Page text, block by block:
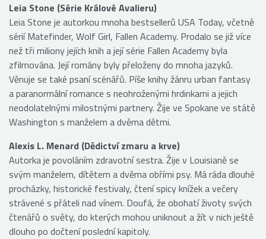
Leia Stone (Série Králové Avalieru)
Leia Stone je autorkou mnoha bestsellerů USA Today, včetně
sérií Matefinder, Wolf Girl, Fallen Academy. Prodalo se již více
než tři miliony jejích knih a její série Fallen Academy byla
zfilmována. Její romány byly přeloženy do mnoha jazyků.
Věnuje se také psaní scénářů. Píše knihy žánru urban fantasy
a paranormální romance s neohroženými hrdinkami a jejich
neodolatelnými milostnými partnery. Žije ve Spokane ve státě
Washington s manželem a dvěma dětmi.
Alexis L. Menard (Dědictví zmaru a krve)
Autorka je povoláním zdravotní sestra. Žije v Louisianě se
svým manželem, dítětem a dvěma obřími psy. Má ráda dlouhé
procházky, historické festivaly, čtení spicy knížek a večery
strávené s přáteli nad vínem. Doufá, že obohatí životy svých
čtenářů o světy, do kterých mohou uniknout a žít v nich ještě
dlouho po dočtení poslední kapitoly.